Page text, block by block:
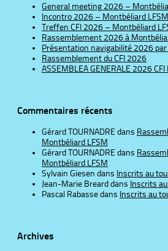
General meeting 2026 –
Incontro 2026 – Montbéliard LFSM
Treffen CFI 2026 – Montbéliard
Rassemblement 2026 à
Présentation navigabilité 2026 par
Rassemblement du CFI 2026
ASSEMBLEA GENERALE 2026 CFI
Commentaires récents
Gérard TOURNADRE dans
Montbéliard LFSM
Gérard TOURNADRE dans
Montbéliard LFSM
Sylvain Giesen dans Inscrits au
Jean-Marie Brearddans Inscrits
Pascal Rabassedans Inscrits au
Archives